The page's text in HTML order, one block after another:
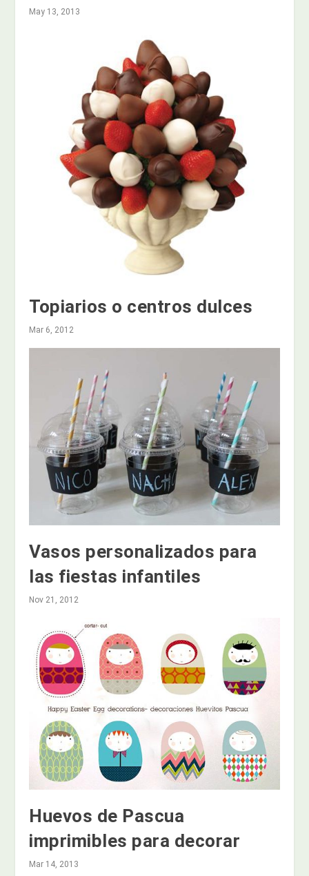
May 13, 2013
Topiarios o centros dulces
Mar 6, 2012
Vasos personalizados para
las fiestas infantiles
Nov 21, 2012
Huevos de Pascua
imprimibles para decorar
Mar 14, 2013